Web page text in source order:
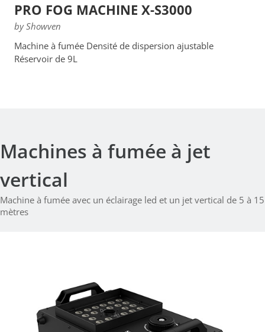
PRO FOG MACHINE X-S3000
by Showven
Machine à fumée Densité de dispersion ajustable
Réservoir de 9L
Machines à fumée à jet
vertical
Machine à fumée avec un éclairage led et un jet vertical de 5 à 15
mètres